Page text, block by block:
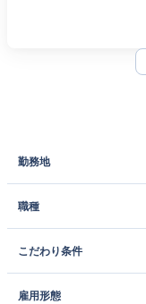
勤務地
職種
こだわり条件
雇用形態